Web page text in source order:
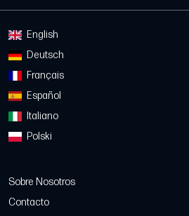
English
Deutsch
Français
Español
Italiano
Polski
Sobre Nosotros
Contacto